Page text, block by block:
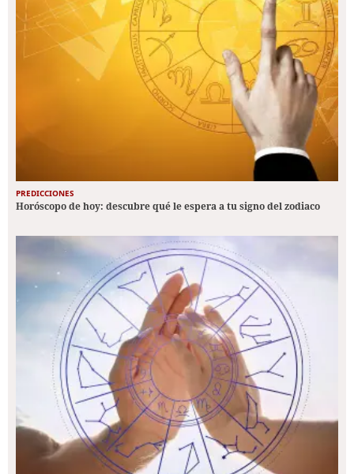
PREDICCIONES
Horóscopo de hoy: descubre qué le espera a tu signo del zodiaco